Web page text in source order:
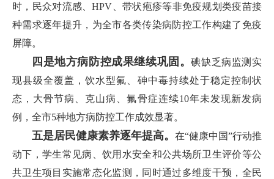
时，民众对流感、HPV、带状疱疹等非免疫规划类疫苗接
种需求逐年提升，为全市各类传染病防控工作构建了免疫
屏障。
四是地方病防控成果继续巩固。碘缺乏病监测实
现县级全覆盖，饮水型氟、砷中毒持续处于稳定控制状
态，大骨节病、克山病、氟骨症连续10年未发现新发病
例，全市5种地方病防控工作成效显著。
五是居民健康素养逐年提高。 在“健康中国”行动推
动下，学生常见病、饮用水安全和公共场所卫生评价等公
共卫生项目实施常态化监测，同时通过多维度干预，全民